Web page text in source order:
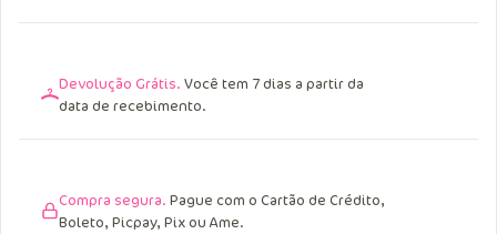
Devolução Grátis. Você tem 7 dias a partir da
data de recebimento.
Compra segura. Pague com o Cartão de Crédito,
Boleto, Picpay, Pix ou Ame.